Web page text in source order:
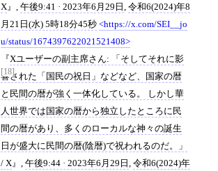
X
午後9:41 · 2023年6月29日 令和6(2024)年8
月21日(水) 5時18分45秒
https://x.com/SEI__jo
u/status/1674397622021521408
[18]
Xユーザーの副主席さん: 「そしてそれに影
響された「国民の祝日」などなど、国家の暦
と民間の暦が強く一体化している。 しかし華
人世界では国家の暦から独立したところに民
間の暦があり、多くのローカルな神々の誕生
日が盛大に民間の暦(陰暦)で祝われるのだ。」
/ X
午後9:44 · 2023年6月29日 令和6(2024)年